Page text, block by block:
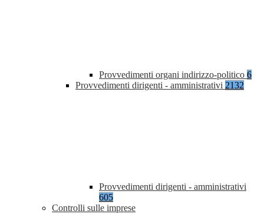
Provvedimenti organi indirizzo-politico 6
Provvedimenti dirigenti - amministrativi 2132
Provvedimenti dirigenti - amministrativi
605
Controlli sulle imprese